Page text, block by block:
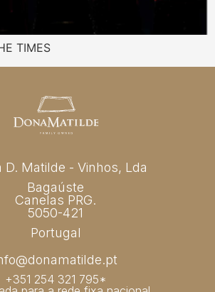
TIMES
D. Matilde - Vinhos, Lda
Bagaúste
Canelas PRG.
5050-421
Portugal
+351 254 321 795*